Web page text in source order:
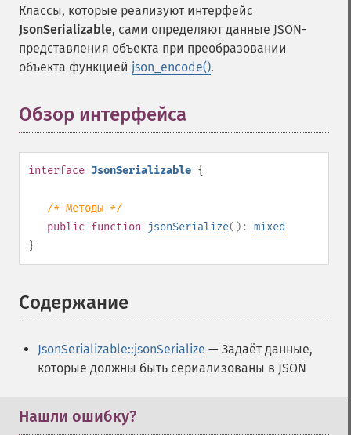
Классы, которые реализуют интерфейс
JsonSerializable, сами определяют данные JSON-
представления объекта при преобразовании
объекта функцией json_encode().
Обзор интерфейса
interface JsonSerializable {
/* Методы */
public function jsonSerialize(): mixed
}
Содержание
JsonSerializable::jsonSerialize — Задаёт данные,
которые должны быть сериализованы в JSON
Нашли ошибку?